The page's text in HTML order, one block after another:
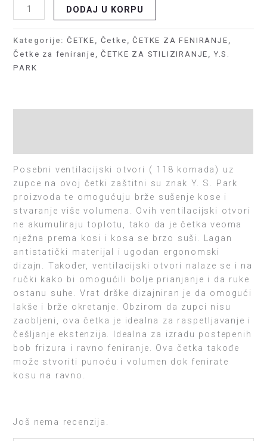
DODAJ U KORPU
Kategorije:ČETKE Četke ,ČETKE ZA FENIRANJE
Četke za feniranje
,ČETKE ZA STILIZIRANJE ,Y.S.
PARK
Posebni ventilacijski otvori ( 118 komada) uz
zupce na ovoj četki zaštitni su znak Y. S. Park
proizvoda te omogućuju brže sušenje kose i
stvaranje više volumena. Ovih ventilacijski otvori
ne akumuliraju toplotu, tako da je četka veoma
nježna prema kosi i kosa se brzo suši. Lagan
antistatički materijal i ugodan ergonomski
dizajn. Također, ventilacijski otvori nalaze se i na
ručki kako bi omogućili bolje prianjanje i da ruke
ostanu suhe. Vrat drške dizajniran je da omogući
lakše i brže okretanje. Obzirom da zupci nisu
zaobljeni, ova četka je idealna za raspetljavanje i
češljanje ekstenzija. Idealna za izradu postepenih
bob frizura i ravno feniranje. Ova četka takođe
može stvoriti punoću i volumen dok fenirate
kosu na ravno.
Još nema recenzija.